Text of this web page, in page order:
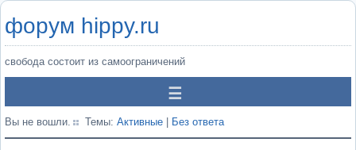
форум hippy.ru
свобода состоит из самоограничений
Вы не вошли. Темы: Активные Без ответа